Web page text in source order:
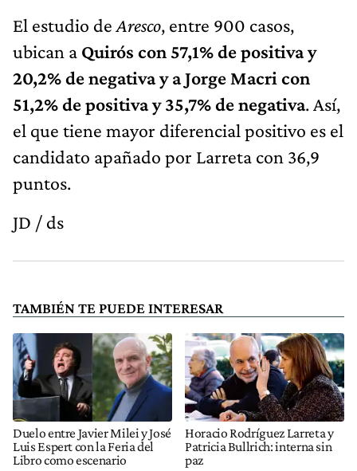
El estudio de Aresco, entre 900 casos,
ubican a Quirós con 57,1% de positiva y
20,2% de negativa y a Jorge Macri con
51,2% de positiva y 35,7% de negativa. Así,
el que tiene mayor diferencial positivo es el
candidato apañado por Larreta con 36,9
puntos.
JD / ds
TAMBIÉN TE PUEDE INTERESAR
Duelo entre Javier Milei y José
Luis Espert con la Feria del
Libro como escenario
Horacio Rodríguez Larreta y
Patricia Bullrich: interna sin
paz